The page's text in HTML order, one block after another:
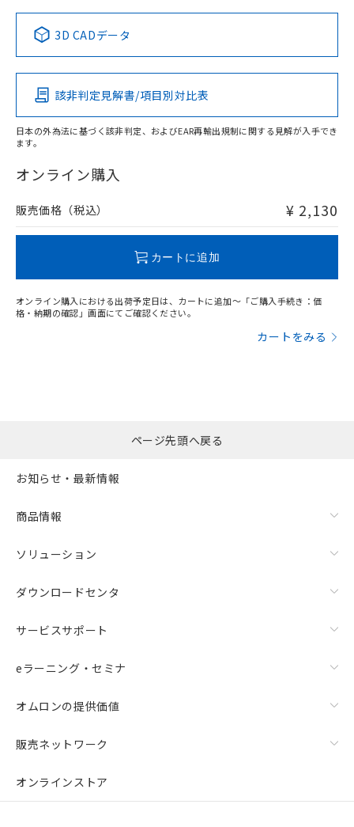
Pb Hg Cd Cr(VI)
O
在庫等で未対応品が混在する可能性があります。
問い合わせください。
3D CADデータ
該非判定見解書/項目別対比表
日本の外為法に基づく該非判定、およびEAR再輸出規制に関する見解が入手でき
ます。
オンライン購入
販売価格（税込） ¥ 2,130
カートに追加
オンライン購入における出荷予定日は、カートに追加～「ご購入手続き：価
格・納期の確認」画面にてご確認ください。
カートをみる
ページ先頭へ戻る
お知らせ・最新情報
商品情報
ソリューション
ダウンロードセンタ
サービスサポート
eラーニング・セミナ
オムロンの提供価値
販売ネットワーク
オンラインストア